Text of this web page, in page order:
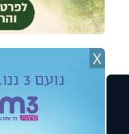
X